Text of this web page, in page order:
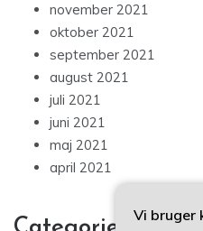
november 2021
oktober 2021
september 2021
august 2021
juli 2021
juni 2021
maj 2021
april 2021
Vi bruger